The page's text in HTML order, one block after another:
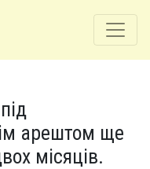
арештом ще
місяців.